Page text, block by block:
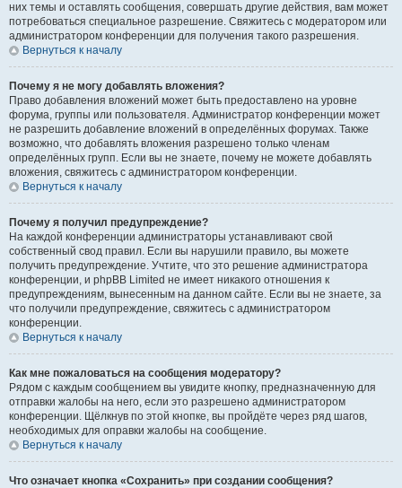
них темы и оставлять сообщения, совершать другие действия, вам может
потребоваться специальное разрешение. Свяжитесь с модератором или
администратором конференции для получения такого разрешения.
Вернуться к началу
Почему я не могу добавлять вложения?
Право добавления вложений может быть предоставлено на уровне
форума, группы или пользователя. Администратор конференции может
не разрешить добавление вложений в определённых форумах. Также
возможно, что добавлять вложения разрешено только членам
определённых групп. Если вы не знаете, почему не можете добавлять
вложения, свяжитесь с администратором конференции.
Вернуться к началу
Почему я получил предупреждение?
На каждой конференции администраторы устанавливают свой
собственный свод правил. Если вы нарушили правило, вы можете
получить предупреждение. Учтите, что это решение администратора
конференции, и phpBB Limited не имеет никакого отношения к
предупреждениям, вынесенным на данном сайте. Если вы не знаете, за
что получили предупреждение, свяжитесь с администратором
конференции.
Вернуться к началу
Как мне пожаловаться на сообщения модератору?
Рядом с каждым сообщением вы увидите кнопку, предназначенную для
отправки жалобы на него, если это разрешено администратором
конференции. Щёлкнув по этой кнопке, вы пройдёте через ряд шагов,
необходимых для оправки жалобы на сообщение.
Вернуться к началу
Что означает кнопка «Сохранить» при создании сообщения?